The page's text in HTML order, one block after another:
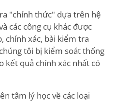
"chính thức" dựa trên hệ
các công cụ khác được
chính xác, bài kiểm tra
tôi bị kiểm soát thống
kết quả chính xác nhất có
tâm lý học về các loại